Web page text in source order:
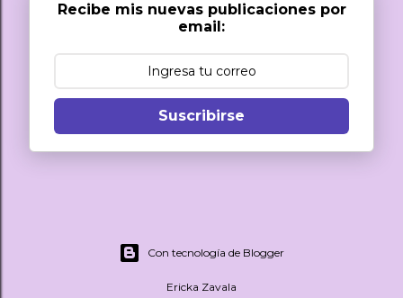
Recibe mis nuevas publicaciones por
email:
Suscribirse
Con tecnología de Blogger
Ericka Zavala